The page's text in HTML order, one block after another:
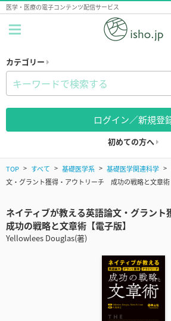
医学・医療の電子コンテンツ配信サービス
カテゴリー
ログイン／新規登
初めての方へ
TOP すべて 基礎医学系 基礎医学関連科学
文・グラント獲得・アウトリーチ 成功の戦略と文章術
ネイティブが教える英語論文・グラン
成功の戦略と文章術【電子版】
Yellowlees Douglas(著)